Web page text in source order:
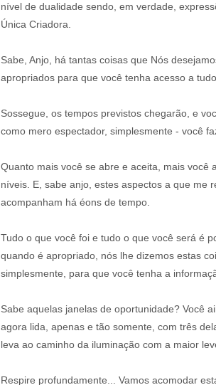
nível de dualidade sendo, em verdade,
Única Criadora.
Sabe, Anjo, há tantas coisas que Nós
apropriados para que você tenha acesso a
Sossegue, os tempos previstos chegarão, e
como mero espectador, simplesmente - você
Quanto mais você se abre e aceita, mais você
níveis. E, sabe anjo, estes aspectos a que me
acompanham há éons de tempo.
Tudo o que você foi e tudo o que você será é
quando é apropriado, nós lhe dizemos estas
simplesmente, para que você tenha a
Sabe aquelas janelas de oportunidade? Você
agora lida, apenas e tão somente, com três
leva ao caminho da iluminação com a maior
Respire profundamente... Vamos acomodar